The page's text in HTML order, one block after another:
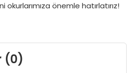
önemle hatırlatırız!
(0)